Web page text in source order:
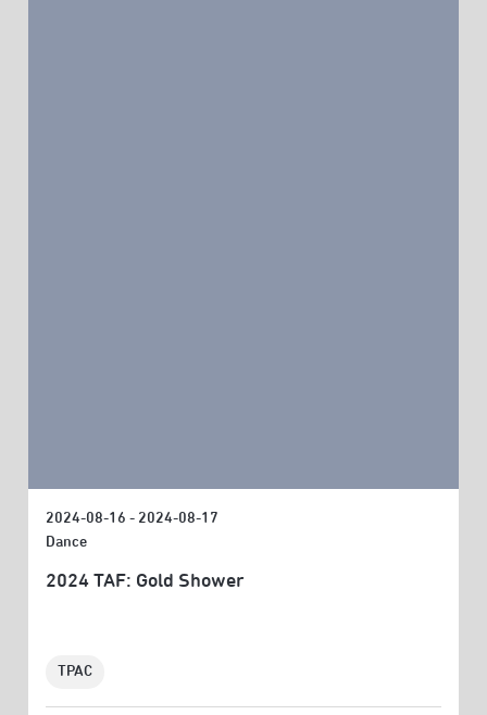
2024-08-16 - 2024-08-17
Dance
2024 TAF: Gold Shower
TPAC